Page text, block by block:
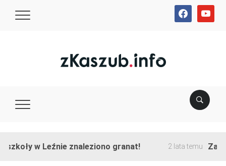
facebookyoutube
w Leźnie znaleziono granat! 2 lata temu